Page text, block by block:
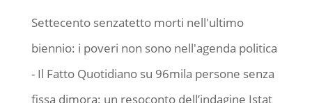
Settecento senzatetto morti nell'ultimo
biennio: i poveri non sono nell'agenda politica
- Il Fatto Quotidianosu 96mila persone senza
fissa dimora: un resoconto dell’indagine Istat